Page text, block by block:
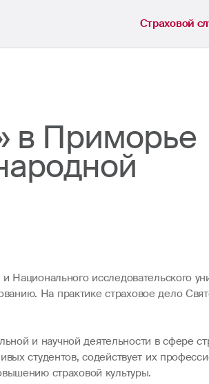
Страховой
в Приморье
исследовательского
На практике страховое дело
и научной деятельности в сфере
студентов, содействует их
страховой культуры.